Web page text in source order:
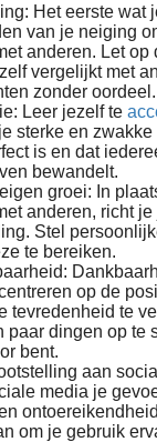
Het eerste wat
van je neiging
anderen. Let op
vergelijkt met
zonder oordeel.
Leer jezelf te
sterke en
is en dat
bewandelt.
groei: In
anderen, richt
Stel
te bereiken.
op de
tevredenheid te
paar dingen op te
bent.
aan
media je
om je gebruik